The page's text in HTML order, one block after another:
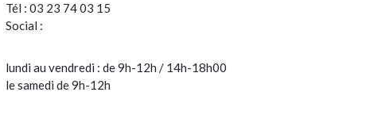
Tél : 03 23 74 03 15
Social :
lundi au vendredi : de 9h-12h / 14h-18h00
le samedi de 9h-12h